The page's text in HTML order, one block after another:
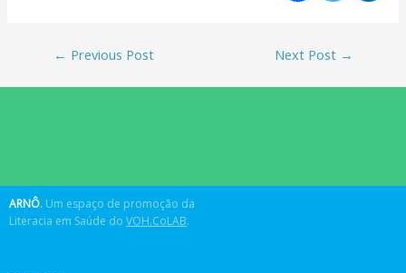
← Previous Post Next Post →
ARNÔ. Um espaço de promoção da
Literacia em Saúde do VOH.CoLAB.